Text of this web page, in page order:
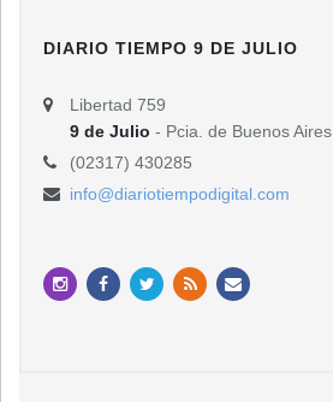
DIARIO TIEMPO 9 DE JULIO
Libertad 759
9 de Julio - Pcia. de Buenos Aires
(02317) 430285
info@diariotiempodigital.com